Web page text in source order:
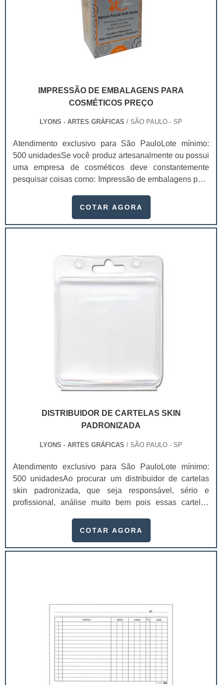
IMPRESSÃO DE EMBALAGENS PARA
COSMÉTICOS PREÇO
LYONS - ARTES GRÁFICAS / SÃO PAULO - SP
Atendimento exclusivo para São PauloLote mínimo:
500 unidadesSe você produz artesanalmente ou possui
uma empresa de cosméticos deve constantemente
pesquisar coisas como: Impressão de embalagens para
um investimento necessário para quem está no
extremamente competitivo, assim, as embalagens
COTAR AGORA
DISTRIBUIDOR DE CARTELAS SKIN
PADRONIZADA
LYONS - ARTES GRÁFICAS / SÃO PAULO - SP
Atendimento exclusivo para São PauloLote mínimo:
500 unidadesAo procurar um distribuidor de cartelas
skin padronizada, que seja responsável, sério e
profissional, análise muito bem pois essas cartelas
produto.A busca por empresas sérias para adquirir esse
podem assegurar aos clientes características pontuais
COTAR AGORA